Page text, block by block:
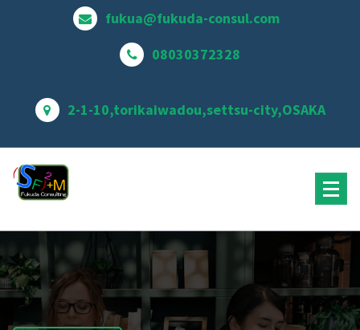
キ
fukua@fukuda-consul.com
08030372328
2-1-10,torikaiwadou,settsu-city,OSAKA